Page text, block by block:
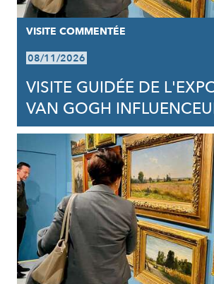
VISITE COMMENTÉE
08/11/2026
VISITE GUIDÉE DE
VAN GOGH